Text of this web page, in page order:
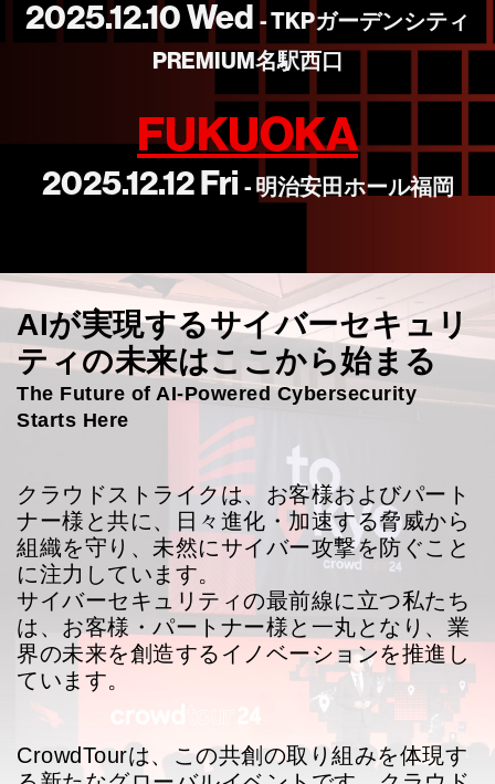
2025.12.10 Wed - TKPガーデンシティ
PREMIUM名駅西口
FUKUOKA
2025.12.12 Fri - 明治安田ホール福岡
AIが実現するサイバーセキュリ
ティの未来はここから始まる
The Future of AI-Powered Cybersecurity
Starts Here
クラウドストライクは、お客様およびパート
ナー様と共に、日々進化・加速する脅威から
組織を守り、未然にサイバー攻撃を防ぐこと
に注力しています。
サイバーセキュリティの最前線に立つ私たち
は、お客様・パートナー様と一丸となり、業
界の未来を創造するイノベーションを推進し
ています。
CrowdTourは、この共創の取り組みを体現す